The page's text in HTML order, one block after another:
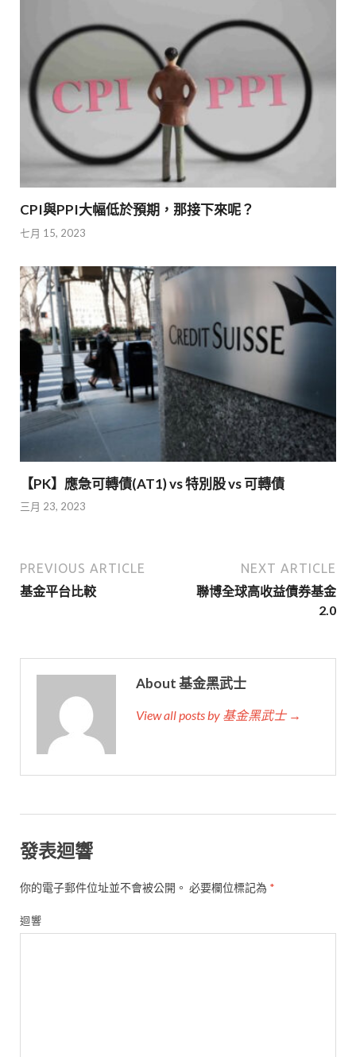
CPI與PPI大幅低於預期，那接下來呢？
七月 15, 2023
【PK】應急可轉債(AT1) vs 特別股 vs 可轉債
三月 23, 2023
PREVIOUS ARTICLE
基金平台比較
NEXT ARTICLE
聯博全球高收益債券基金
2.0
About 基金黑武士
View all posts by 基金黑武士 →
發表迴響
你的電子郵件位址並不會被公開。 必要欄位標記為 *
迴響